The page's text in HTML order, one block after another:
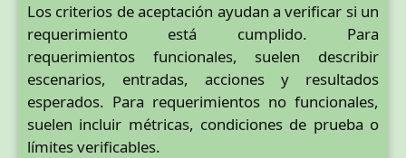
Los criterios de aceptación ayudan a verificar si un
requerimiento está cumplido. Para
requerimientos funcionales, suelen describir
escenarios, entradas, acciones y resultados
esperados. Para requerimientos no funcionales,
suelen incluir métricas, condiciones de prueba o
límites verificables.